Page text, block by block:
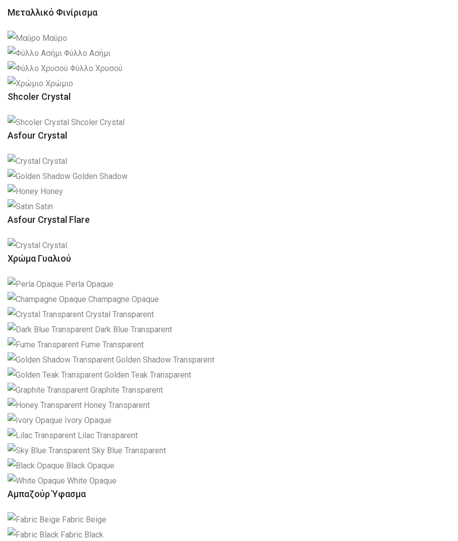
Μεταλλικό Φινίρισμα
Μαύρο
Φύλλο Ασήμι
Φύλλο Χρυσού
Χρώμιο
Shcoler Crystal
Shcoler Crystal
Asfour Crystal
Crystal
Golden Shadow
Honey
Satin
Asfour Crystal Flare
Crystal
Χρώμα Γυαλιού
Perla Opaque
Champagne Opaque
Crystal Transparent
Dark Blue Transparent
Fume Transparent
Golden Shadow Transparent
Golden Teak Transparent
Graphite Transparent
Honey Transparent
Ivory Opaque
Lilac Transparent
Sky Blue Transparent
Black Opaque
White Opaque
Αμπαζούρ Ύφασμα
Fabric Beige
Fabric Black